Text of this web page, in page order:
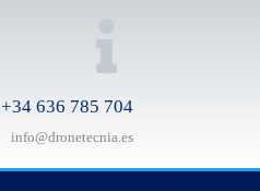
+34 636 785 704‬
info@dronetecnia.es